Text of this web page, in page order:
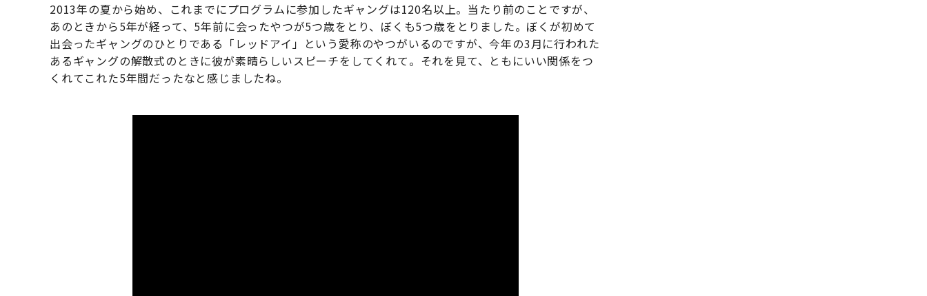
2013年の夏から始め、これまでにプログラムに参加したギャングは120名以上。当たり前のことですが、
あのときから5年が経って、5年前に会ったやつが5つ歳をとり、ぼくも5つ歳をとりました。ぼくが初めて
出会ったギャングのひとりである「レッドアイ」という愛称のやつがいるのですが、今年の3月に行われた
あるギャングの解散式のときに彼が素晴らしいスピーチをしてくれて。それを見て、ともにいい関係をつ
くれてこれた5年間だったなと感じましたね。